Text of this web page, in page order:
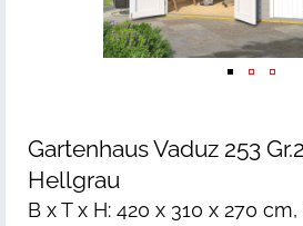
Gartenhaus Vaduz 253
Hellgrau
B x T x H: 420 x 310 x 270